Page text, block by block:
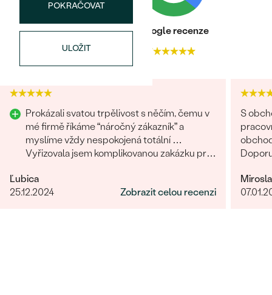
POKRAČOVAT
ULOŽIT
Heureka recenze
4.9
Google recenze
4.7
Prokázali svatou trpělivost s něčím, čemu v
mé firmě říkáme “náročný zákazník” a
myslíme vždy nespokojená totální …
Vyřizovala jsem komplikovanou zakázku pro
zvládli to skvěle. Musím moc poděkovat.
Ľubica
25.12.2024
Zobrazit celou recenzi
S